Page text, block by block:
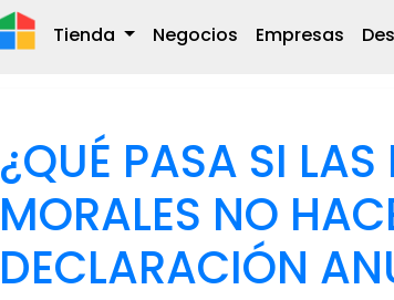
Tienda Negocios Empresas
¿QUÉ PASA SI LAS
MORALES NO
DECLARACIÓN